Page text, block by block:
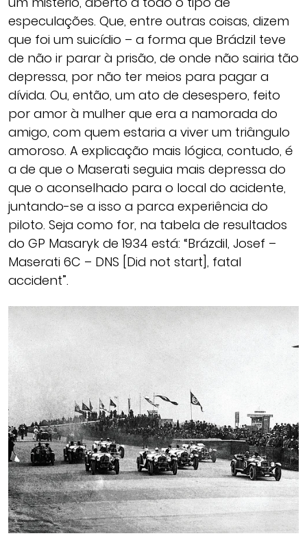
especulações. Que, entre outras coisas, dizem
que foi um suicídio – a forma que Brádzil teve
de não ir parar à prisão, de onde não sairia tão
depressa, por não ter meios para pagar a
dívida. Ou, então, um ato de desespero, feito
por amor à mulher que era a namorada do
amigo, com quem estaria a viver um triângulo
amoroso. A explicação mais lógica, contudo, é
a de que o Maserati seguia mais depressa do
que o aconselhado para o local do acidente,
juntando-se a isso a parca experiência do
piloto. Seja como for, na tabela de resultados
do GP Masaryk de 1934 está: “Brázdil, Josef –
Maserati 6C – DNS [Did not start], fatal
accident”.